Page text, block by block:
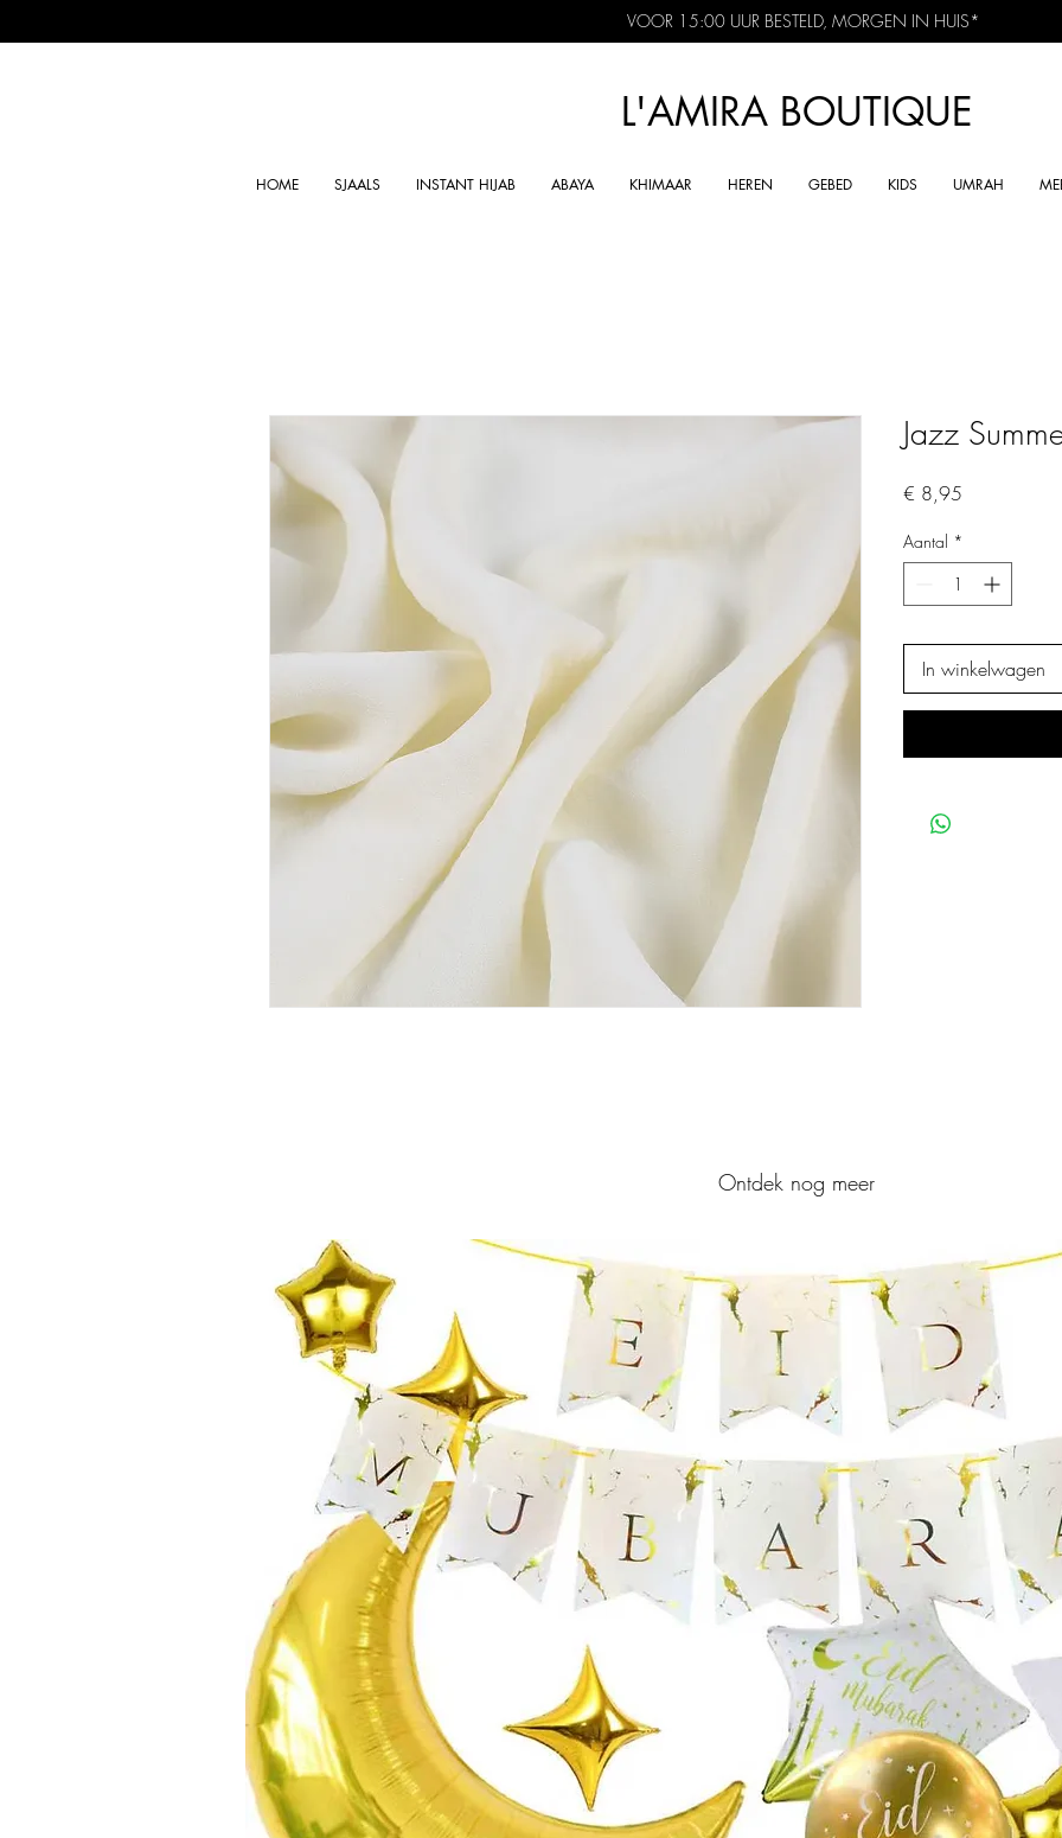
VOOR 15:00 UUR BESTELD, MORGEN IN HUIS*
L'AMIRA BOUTIQUE
HOME SJAALS INSTANT HIJAB ABAYA KHIMAAR HEREN GEBED KIDS UMRAH
Jazz
€ 8,95
Aantal *
In winkelwagen
Ontdek nog meer